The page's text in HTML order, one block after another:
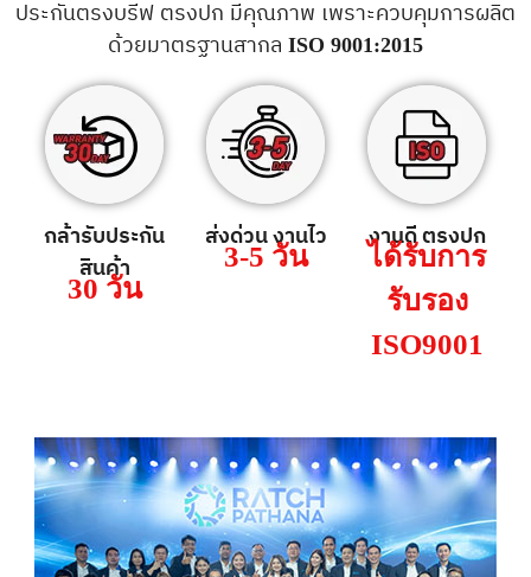
ประกันตรงบรีฟ ตรงปก มีคุณภาพ เพราะควบคุมการผลิต
ด้วยมาตรฐานสากล ISO 9001:2015
กล้ารับประกัน
สินค้า
30 วัน
ส่งด่วน งานไว
3-5 วัน
งานดี ตรงปก
ได้รับการ
รับรอง
ISO9001